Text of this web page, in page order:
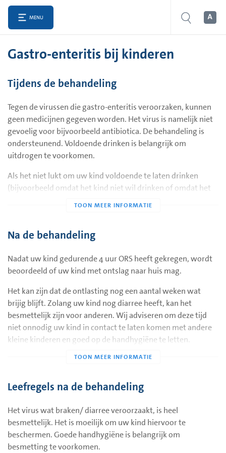
MENU
Gastro-enteritis bij kinderen
Tijdens de behandeling
Tegen de virussen die gastro-enteritis veroorzaken, kunnen
geen medicijnen gegeven worden. Het virus is namelijk niet
gevoelig voor bijvoorbeeld antibiotica. De behandeling is
ondersteunend. Voldoende drinken is belangrijk om
uitdrogen te voorkomen.
Als het niet lukt om uw kind voldoende te laten drinken
(bijvoorbeeld omdat het kind niet wil drinken of omdat het
toegediend. ORS is een glucose-zoutpreparaat met een
Wanneer uw kind sondevoeding krijgt, mag uw kind
Opname in het ziekenhuis
Als uw kind met braken en/of diarree opgenomen wordt,
worden de volgende handelingen uitgevoerd:
• Uw kind wordt tenminste 4 uur opgenomen op de kinder-
te gaan.
• Uw kind krijgt een eenpersoonskamer.
• Bij opname, na de rehydratieperiode vlak voor ontslag en
bij langere opname dagelijks wordt uw kind bloot gewogen.
• De hoeveelheid urine en ontlasting worden gemeten om in
de gaten te houden hoeveel vocht uw kind verliest.
Na de behandeling
Nadat uw kind gedurende 4 uur ORS heeft gekregen, wordt
beoordeeld of uw kind met ontslag naar huis mag.
Het kan zijn dat de ontlasting nog een aantal weken wat
brijig blijft. Zolang uw kind nog diarree heeft, kan het
besmettelijk zijn voor anderen. Wij adviseren om deze tijd
niet onnodig uw kind in contact te laten komen met andere
kleine kinderen en goed op de handhygiëne te letten.
Wanneer u de situatie niet vertrouwd, mag u tot het
jeugdafdeling voor overleg: (0183) 64 44 63.
Leefregels na de behandeling
Het virus wat braken/ diarree veroorzaakt, is heel
besmettelijk. Het is moeilijk om uw kind hiervoor te
beschermen. Goede handhygiëne is belangrijk om
besmetting te voorkomen.